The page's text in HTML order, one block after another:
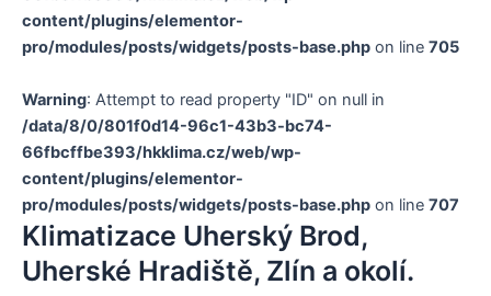
content/plugins/elementor-
pro/modules/posts/widgets/posts-base.php on line 705
Warning: Attempt to read property "ID" on null in
/data/8/0/801f0d14-96c1-43b3-bc74-
66fbcffbe393/hkklima.cz/web/wp-
content/plugins/elementor-
pro/modules/posts/widgets/posts-base.php on line 707
Klimatizace Uherský Brod,
Uherské Hradiště, Zlín a okolí.